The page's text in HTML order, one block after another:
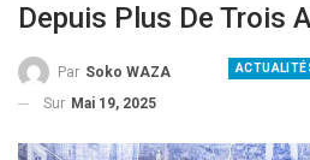
Depuis Plus De Trois
Par Soko WAZA
Sur Mai 19, 2025